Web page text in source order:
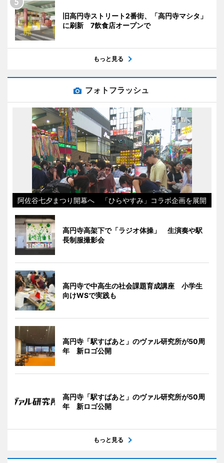
旧高円寺ストリート2番街、「高円寺マシタ」
に刷新 7飲食店オープンで
もっと見る
フォトフラッシュ
阿佐谷七夕まつり開幕へ 「ひらやすみ」コラボ企画を展開
高円寺高架下で「ラジオ体操」 生演奏や駅
長制服撮影会
高円寺で中高生の社会課題育成講座 小学生
向けWSで実践も
高円寺「駅すぱあと」のヴァル研究所が50周
年 新ロゴ公開
高円寺「駅すぱあと」のヴァル研究所が50周
年 新ロゴ公開
もっと見る